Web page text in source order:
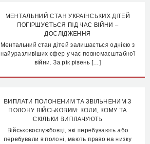
МЕНТАЛЬНИЙ СТАН УКРАЇНСЬКИХ ДІТЕЙ
ПОГІРШУЄТЬСЯ ПІД ЧАС ВІЙНИ –
ДОСЛІДЖЕННЯ
Ментальний стан дітей залишається однією з
найуразливіших сфер у час повномасштабної
війни. За рік рівень […]
ВИПЛАТИ ПОЛОНЕНИМ ТА ЗВІЛЬНЕНИМ З
ПОЛОНУ ВІЙСЬКОВИМ: КОЛИ, КОМУ ТА
СКІЛЬКИ ВИПЛАЧУЮТЬ
Військовослужбовці, які перебувають або
перебували в полоні, мають право на низку